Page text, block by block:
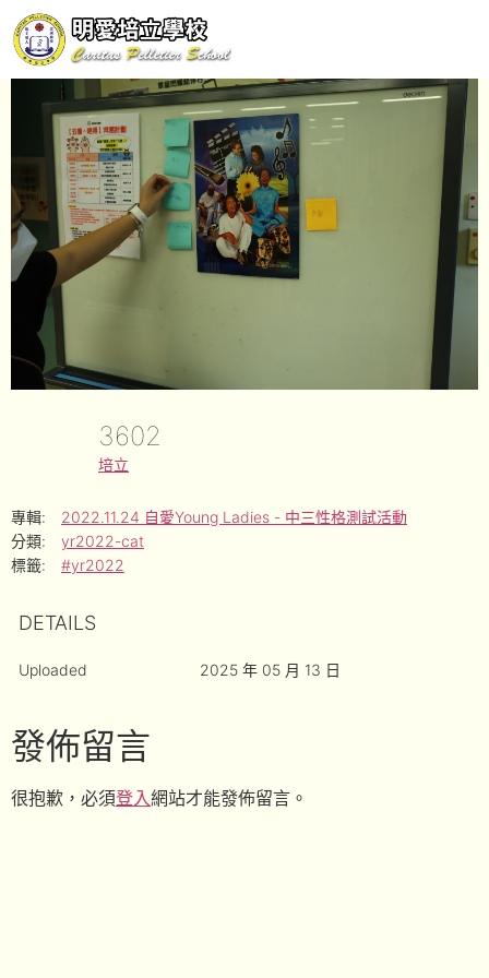
3602
培立
專輯:
2022.11.24 自愛Young Ladies - 中三性格測試活動
分類:
yr2022-cat
標籤:
#yr2022
DETAILS
Uploaded 2025 年 05 月 13 日
發佈留言
很抱歉，必須登入網站才能發佈留言。